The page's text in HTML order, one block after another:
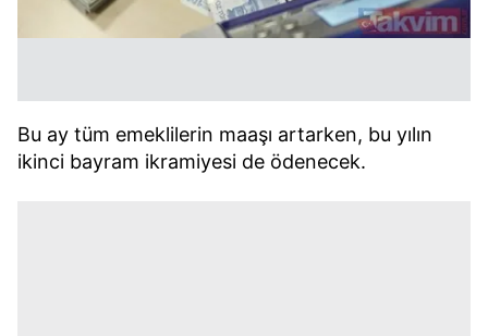
Bu ay tüm emeklilerin maaşı artarken, bu yılın
ikinci bayram ikramiyesi de ödenecek.